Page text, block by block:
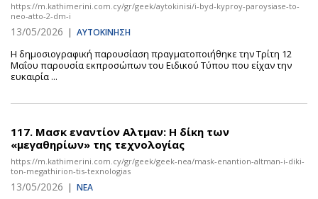
https://m.kathimerini.com.cy/gr/geek/aytokinisi/i-byd-kyproy-paroysiase-to-
neo-atto-2-dm-i
13/05/2026 | ΑΥΤΟΚΙΝΗΣΗ
Η δημοσιογραφική παρουσίαση πραγματοποιήθηκε την Τρίτη 12
Μαΐου παρουσία εκπροσώπων του Ειδικού Τύπου που είχαν την
ευκαιρία ...
117. Μασκ εναντίον Αλτμαν: Η δίκη των
«μεγαθηρίων» της τεχνολογίας
https://m.kathimerini.com.cy/gr/geek/geek-nea/mask-enantion-altman-i-diki-
ton-megathirion-tis-texnologias
13/05/2026 | ΝΕΑ